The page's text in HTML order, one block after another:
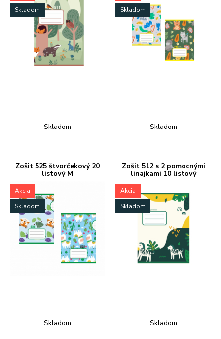
Skladom
Skladom
Skladom
Skladom
Zošit 525 štvorčekový 20
listový M
Akcia
Skladom
Skladom
Zošit 512 s 2 pomocnými
linajkami 10 listový
Akcia
Skladom
Skladom